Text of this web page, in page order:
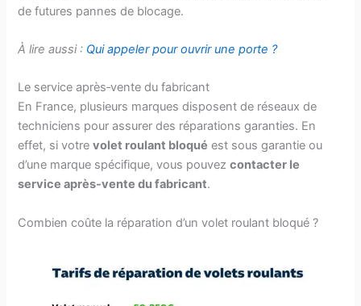
de futures pannes de blocage.
À lire aussi : Qui appeler pour ouvrir une porte ?
Le service après‑vente du fabricant
En France, plusieurs marques disposent de réseaux de
techniciens pour assurer des réparations garanties. En
effet, si votrevolet roulant bloqué est sous garantie ou
d’une marque spécifique, vous pouvezcontacter le
service après-vente du fabricant.
Combien coûte la réparation d’un volet roulant bloqué ?